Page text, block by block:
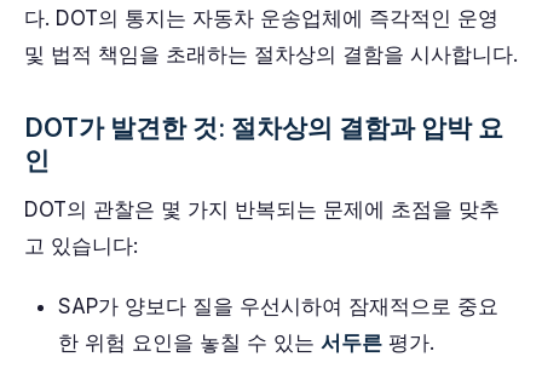
다. DOT의 통지는 자동차 운송업체에 즉각적인 운영
및 법적 책임을 초래하는 절차상의 결함을 시사합니다.
DOT가 발견한 것: 절차상의 결함과 압박 요
인
DOT의 관찰은 몇 가지 반복되는 문제에 초점을 맞추
고 있습니다:
SAP가 양보다 질을 우선시하여 잠재적으로 중요
한 위험 요인을 놓칠 수 있는 서두른 평가.